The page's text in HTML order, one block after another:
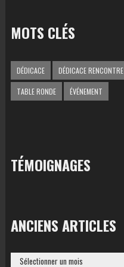
MOTS CLÉS
DÉDICACE DÉDICACE RENCONTRE
TABLE RONDE ÉVÉNEMENT
TÉMOIGNAGES
ANCIENS ARTICLES
ANCIENS